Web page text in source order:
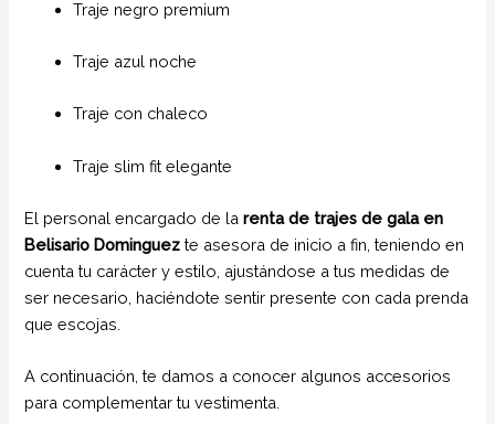
Traje negro premium
Traje azul noche
Traje con chaleco
Traje slim fit elegante
El personal encargado de la renta de trajes de gala en
Belisario Dominguez te asesora de inicio a fin, teniendo en
cuenta tu carácter y estilo, ajustándose a tus medidas de
ser necesario, haciéndote sentir presente con cada prenda
que escojas.
A continuación, te damos a conocer algunos accesorios
para complementar tu vestimenta.